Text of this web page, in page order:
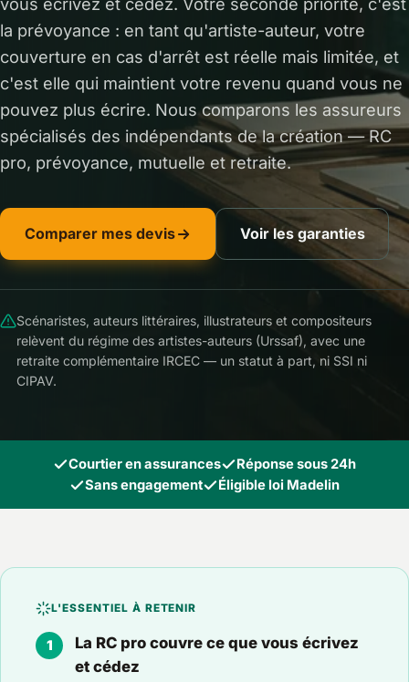
la prévoyance : en tant qu'artiste-auteur, votre
couverture en cas d'arrêt est réelle mais limitée, et
c'est elle qui maintient votre revenu quand vous ne
pouvez plus écrire. Nous comparons les assureurs
spécialisés des indépendants de la création — RC
pro, prévoyance, mutuelle et retraite.
Comparer mes devis Voir les garanties
Scénaristes, auteurs littéraires, illustrateurs et compositeurs
relèvent du régime des artistes-auteurs (Urssaf), avec une
retraite complémentaire IRCEC — un statut à part, ni SSI ni
CIPAV.
Courtier en assurances
Réponse sous 24h
Sans engagement
Éligible loi Madelin
L'ESSENTIEL À RETENIR
La RC pro couvre ce que vous écrivez
et cédez